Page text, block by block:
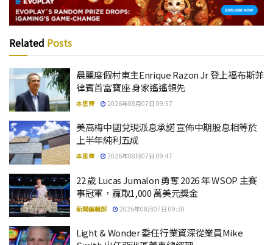
Related Posts
晨麗度假村東主Enrique Razon Jr 登上福布斯菲
律賓首富寶座 身家遙遙領先
本思齊 2026年08月07日 09:57
美高梅中國兌現派息承諾 宣佈中期股息相等於
上半年純利五成
本思齊 2026年08月07日 09:47
22 歲 Lucas Jumalon 勇奪 2026 年 WSOP 主賽
事冠軍，贏取1,000 萬美元獎金
新聞編輯部 2026年08月07日 09:30
Light & Wonder 委任行業資深從業員Mike